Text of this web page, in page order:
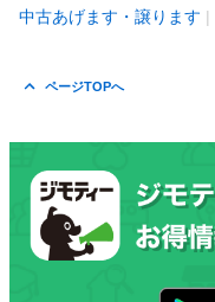
中古あげます・譲ります
ページTOPへ